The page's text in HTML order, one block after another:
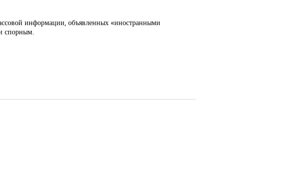
информации, объявленных «иностранными
спорным.